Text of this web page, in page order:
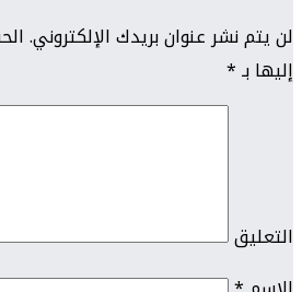
لن يتم نشر عنوان بريدك الإلكتروني.
إليها بـ*
التعليق